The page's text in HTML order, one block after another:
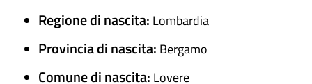
Regione di nascita: Lombardia
Provincia di nascita: Bergamo
Comune di nascita: Lovere